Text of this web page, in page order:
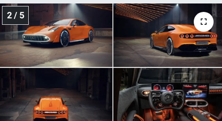
2 / 5
Popüler
Programlar
Sağlık
Teknoloji